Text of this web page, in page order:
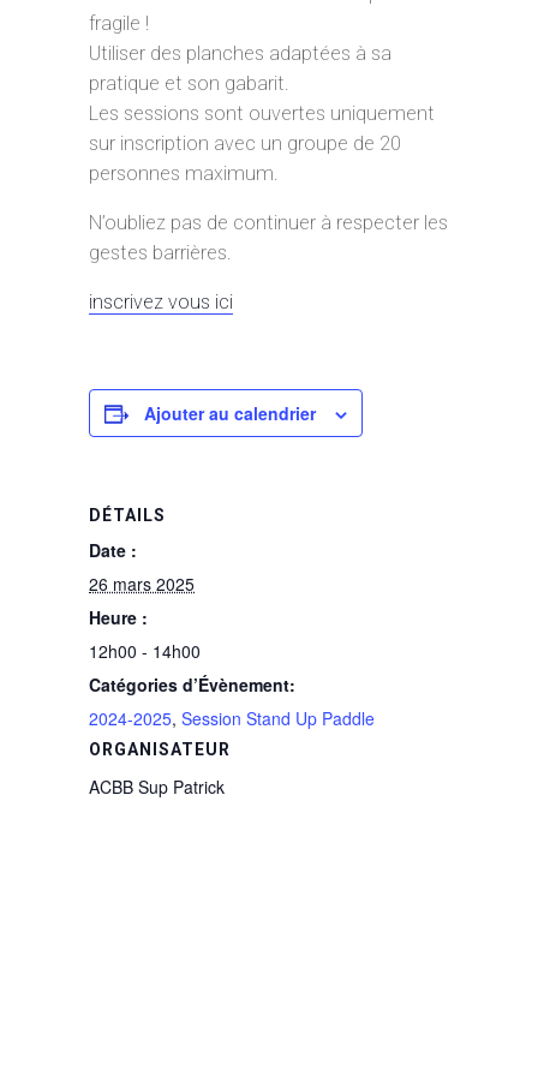
fragile !
Utiliser des planches adaptées à sa
pratique et son gabarit.
Les sessions sont ouvertes uniquement
sur inscription avec un groupe de 20
personnes maximum.
N’oubliez pas de continuer à respecter les
gestes barrières.
inscrivez vous ici
Ajouter au calendrier
DÉTAILS
Date :
26 mars 2025
Heure :
12h00 - 14h00
Catégories d’Évènement:
2024-2025, Session Stand Up Paddle
ORGANISATEUR
ACBB Sup Patrick